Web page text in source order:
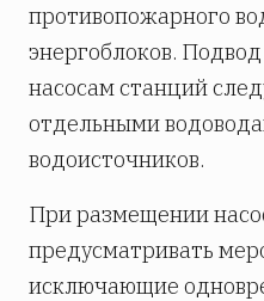
противопожарного
энергоблоков.
насосам станций
отдельными
водоисточников.
При размещении
предусматривать
исключающие